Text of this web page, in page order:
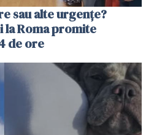
sau alte urgențe?
la Roma promite
de ore